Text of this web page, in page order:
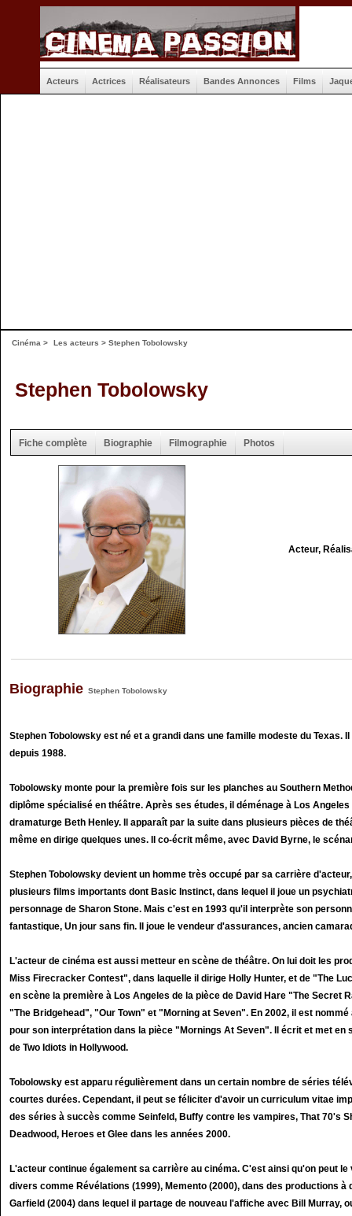
Acteurs Actrices Réalisateurs Bandes Annonces Films
Cinéma > Les acteurs > Stephen Tobolowsky
Stephen Tobolowsky
Fiche complète Biographie Filmographie Photos
Acteur,
Biographie Stephen Tobolowsky
Stephen Tobolowsky est né et a grandi dans une famille modeste du Texas.
depuis 1988.
Tobolowsky monte pour la première fois sur les planches au Southern
diplôme spécialisé en théâtre. Après ses études, il déménage à Los
dramaturge Beth Henley. Il apparaît par la suite dans plusieurs pièces de
même en dirige quelques unes. Il co-écrit même, avec David Byrne, le
Stephen Tobolowsky devient un homme très occupé par sa carrière
plusieurs films importants dont Basic Instinct, dans lequel il joue un
personnage de Sharon Stone. Mais c'est en 1993 qu'il interprète son
fantastique, Un jour sans fin. Il joue le vendeur d'assurances, ancien
L'acteur de cinéma est aussi metteur en scène de théâtre. On lui doit les
Miss Firecracker Contest", dans laquelle il dirige Holly Hunter, et de "The
en scène la première à Los Angeles de la pièce de David Hare "The Secret
"The Bridgehead", "Our Town" et "Morning at Seven". En 2002, il est
pour son interprétation dans la pièce "Mornings At Seven". Il écrit et met en
de Two Idiots in Hollywood.
Tobolowsky est apparu régulièrement dans un certain nombre de séries
courtes durées. Cependant, il peut se féliciter d'avoir un curriculum vitae
des séries à succès comme Seinfeld, Buffy contre les vampires, That 70's
Deadwood, Heroes et Glee dans les années 2000.
L'acteur continue également sa carrière au cinéma. C'est ainsi qu'on peut
divers comme Révélations (1999), Memento (2000), dans des productions à
Garfield (2004) dans lequel il partage de nouveau l'affiche avec Bill Murray,